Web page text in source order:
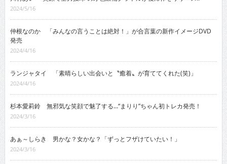
2024/5/16
仲根なのか 「みんなの言うことは絶対！」が合言葉の新作イメージDVD
発売
2024/4/16
ランジャタイ 「素晴らしい出会いと〝癒着〟が育ててくれた(笑)」
2024/4/16
杉本愛莉鈴 無邪気な笑顔で魅了する…“まりり”ちゃん初トレカ発売！
2024/3/16
あぁ～しらき 男かな？女かな？「ずっとフザけていたい！」
2024/3/16